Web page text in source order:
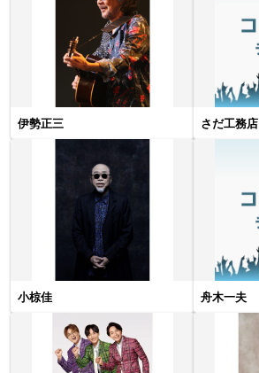
伊勢正三 さだ工務店
小椋佳 舟木一夫